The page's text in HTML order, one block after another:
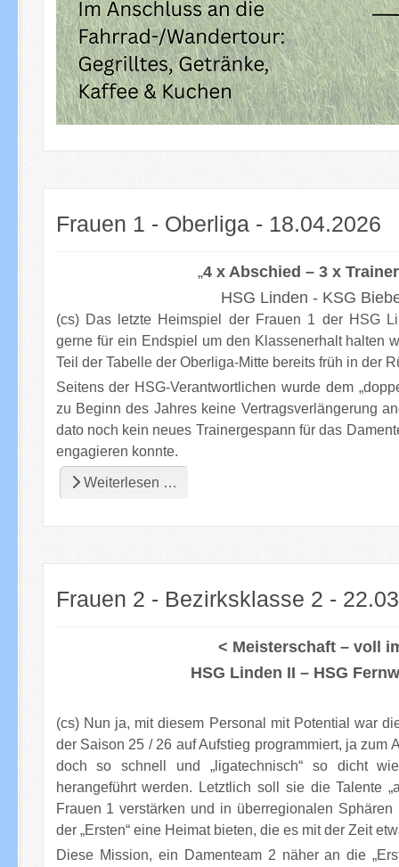
Frauen 1 - Oberliga - 18.04.2026
„4 x Abschied – 3 x
HSG Linden - KSG
(cs) Das letzte Heimspiel der Frauen 1 der HSG
gerne für ein Endspiel um den Klassenerhalt halten
Teil der Tabelle der Oberliga-Mitte bereits früh in der
Seitens der HSG-Verantwortlichen wurde dem
zu Beginn des Jahres keine Vertragsverlängerung
dato noch kein neues Trainergespann für das
engagieren konnte.
Weiterlesen …
Frauen 2 - Bezirksklasse 2 -
< Meisterschaft – voll
HSG Linden II – HSG
(cs) Nun ja, mit diesem Personal mit Potential war
der Saison 25 / 26 auf Aufstieg programmiert, ja zum
doch so schnell und „ligatechnisch“ so dicht
herangeführt werden. Letztlich soll sie die Talente
Frauen 1 verstärken und in überregionalen
der „Ersten“ eine Heimat bieten, die es mit der Zeit
Diese Mission, ein Damenteam 2 näher an die